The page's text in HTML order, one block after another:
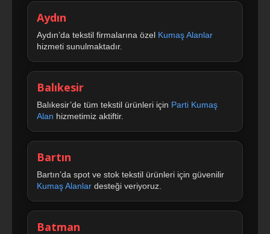
Aydın
Aydın’da tekstil firmalarına özel Kumaş Alanlar
hizmeti sunulmaktadır.
Balıkesir
Balıkesir’de tüm tekstil ürünleri için Parti Kumaş
Alan hizmetimiz aktiftir.
Bartın
Bartın’da spot ve stok tekstil ürünleri için güvenilir
Kumaş Alanlar desteği veriyoruz.
Batman